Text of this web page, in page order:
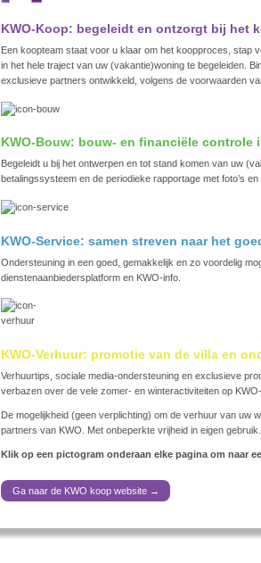
KWO-Koop: begeleidt en ontzorgt bij het
Een koopteam staat voor u klaar om het koopproces, stap
in het hele traject van uw (vakantie)woning te begeleiden.
exclusieve partners ontwikkeld, volgens de voorwaarden
KWO-Bouw: bouw- en financiële controle
Begeleidt u bij het ontwerpen en tot stand komen van uw
betalingssysteem en de periodieke rapportage met foto’s
KWO-Service: samen streven naar het
Ondersteuning in een goed, gemakkelijk en zo voordelig
dienstenaanbiedersplatform en KWO-info.
KWO-Verhuur: promotie van de villa en
Verhuurtips, sociale media-ondersteuning en exclusieve
verbazen over de vele zomer- en winteractiviteiten op
De mogelijkheid (geen verplichting) om de verhuur van uw
partners van KWO. Met onbeperkte vrijheid in eigen gebruik.
Klik op een pictogram onderaan elke pagina om naar
Ga naar de KWO koop website →